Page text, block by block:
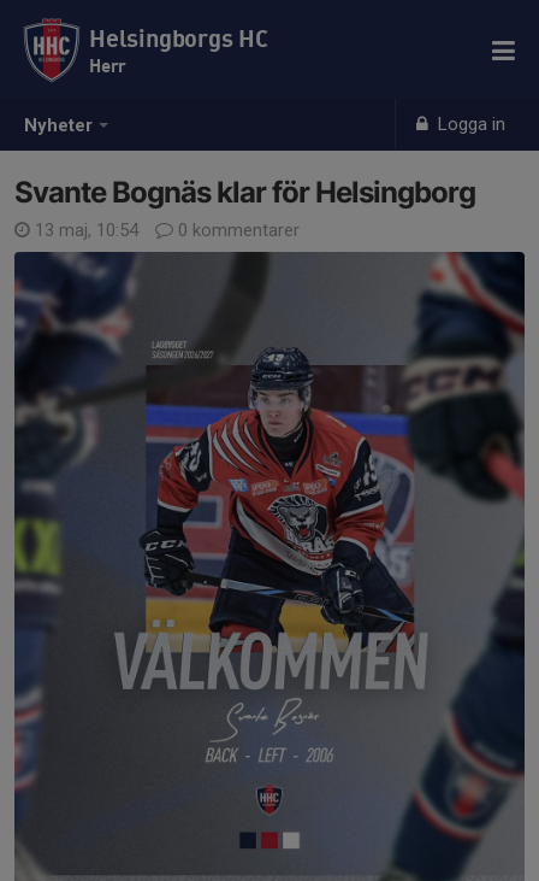
Nyheter Logga in
Helsingborgs HC
Herr
Svante Bognäs klar för Helsingborg
13 maj, 10:54 0 kommentarer